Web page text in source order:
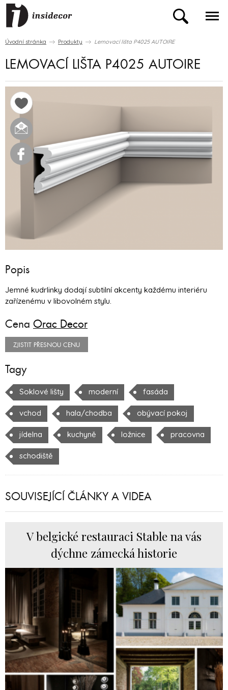
Úvodní stránka Produkty Lemovací lišta P4025 AUTOIRE
LEMOVACÍ LIŠTA P4025 AUTOIRE
Popis
Jemné kudrlinky dodají subtilní akcenty každému interiéru
zařízenému v libovolném stylu.
Cena Orac Decor
ZJISTIT PŘESNOU CENU
Tagy
Soklové lišty moderní fasáda
vchod hala/chodba obývací pokoj
jídelna kuchyně ložnice pracovna
schodiště
SOUVISEJÍCÍ ČLÁNKY A VIDEA
V belgické restauraci Stable na vás
dýchne zámecká historie